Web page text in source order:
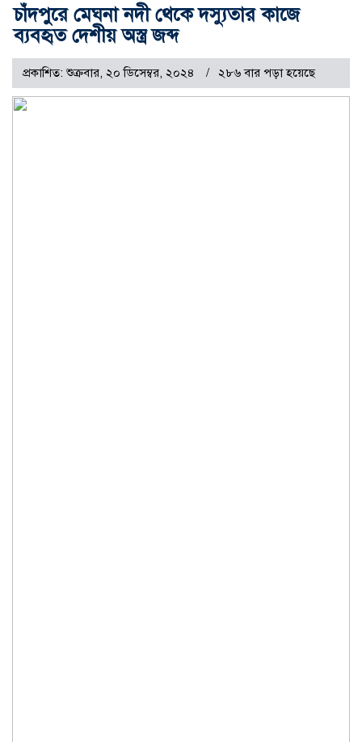
চাঁদপুরে মেঘনা নদী থেকে দস্যুতার কাজে
ব্যবহৃত দেশীয় অস্ত্র জব্দ
প্রকাশিত: শুক্রবার, ২০ ডিসেম্বর, ২০২৪ ২৮৬ বার পড়া হয়েছে